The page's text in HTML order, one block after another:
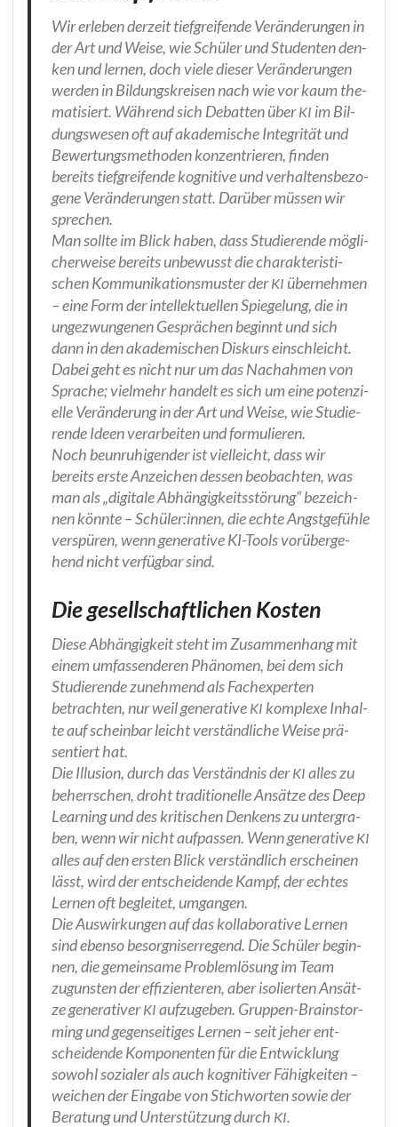
Wir erle­ben der­zeit tief­grei­fen­de Ver­än­de­run­gen in
der Art und Wei­se, wie Schü­ler und Stu­den­ten den­
ken und ler­nen, doch vie­le die­ser Ver­än­de­run­gen
wer­den in Bil­dungs­krei­sen nach wie vor kaum the­
ma­ti­siert. Wäh­rend sich Debat­ten überKI im Bil­
dungs­we­sen oft auf aka­de­mi­sche Inte­gri­tät und
Bewer­tungs­me­tho­den kon­zen­trie­ren, fin­den
bereits tief­grei­fen­de kogni­ti­ve und ver­hal­tens­be­zo­
ge­ne Ver­än­de­run­gen statt. Dar­über müs­sen wir
sprechen.
Man soll­te im Blick haben, dass Stu­die­ren­de mög­li­
cher­wei­se bereits unbe­wusst die cha­rak­te­ris­ti­
schen Kom­mu­ni­ka­ti­ons­mus­ter derKI über­neh­men
– eine Form der intel­lek­tu­el­len Spie­ge­lung, die in
unge­zwun­ge­nen Gesprä­chen beginnt und sich
dann in den aka­de­mi­schen Dis­kurs ein­schleicht.
Dabei geht es nicht nur um das Nach­ah­men von
Spra­che; viel­mehr han­delt es sich um eine poten­zi­
el­le Ver­än­de­rung in der Art und Wei­se, wie Stu­die­
ren­de Ideen ver­ar­bei­ten und formulieren.
Noch beun­ru­hi­gen­der ist viel­leicht, dass wir
bereits ers­te Anzei­chen des­sen beob­ach­ten, was
man als „digi­ta­le Abhän­gig­keits­stö­rung“ bezeich­
nen könn­te – Schüler:innen, die ech­te Angst­ge­füh­le
ver­spü­ren, wenn gene­ra­ti­ve KI-Tools vor­über­ge­
hend nicht ver­füg­bar sind.
Die gesellschaftlichen Kosten
Die­se Abhän­gig­keit steht im Zusam­men­hang mit
einem umfas­sen­de­ren Phä­no­men, bei dem sich
Stu­die­ren­de zuneh­mend als Fach­ex­per­ten
betrach­ten, nur weil gene­ra­ti­ve KI kom­ple­xe Inhal­
te auf schein­bar leicht ver­ständ­li­che Wei­se prä­
sen­tiert hat.
Die Illu­si­on, durch das Ver­ständ­nis derKI alles zu
beherr­schen, droht tra­di­tio­nel­le Ansät­ze des Deep
Lear­ning und des kri­ti­schen Den­kens zu unter­gra­
ben, wenn wir nicht auf­pas­sen. Wenn gene­ra­ti­ve KI
alles auf den ers­ten Blick ver­ständ­lich erschei­nen
lässt, wird der ent­schei­den­de Kampf, der ech­tes
Ler­nen oft beglei­tet, umgangen.
Die Aus­wir­kun­gen auf das kol­la­bo­ra­ti­ve Ler­nen
sind eben­so besorg­nis­er­re­gend. Die Schü­ler begin­
nen, die gemein­sa­me Pro­blem­lö­sung im Team
zuguns­ten der effi­zi­en­te­ren, aber iso­lier­ten Ansät­
ze gene­ra­ti­verKI auf­zu­ge­ben. Grup­pen-Brain­stor­
ming und gegen­sei­ti­ges Ler­nen – seit jeher ent­
schei­den­de Kom­po­nen­ten für die Ent­wick­lung
sowohl sozia­ler als auch kogni­ti­ver Fähig­kei­ten –
wei­chen der Ein­ga­be von Stich­wor­ten sowie der
Bera­tung und Unter­stüt­zung durch KI.